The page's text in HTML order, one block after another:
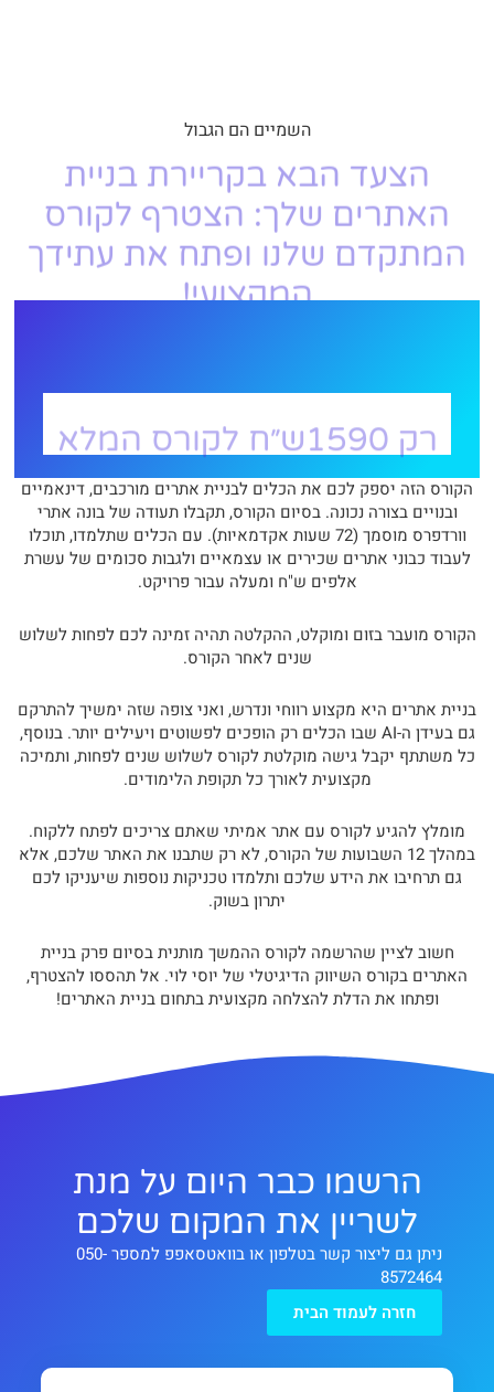
השמיים הם הגבול
הצעד הבא בקריירת בניית
האתרים שלך: הצטרף לקורס
המתקדם שלנו ופתח את עתידך
המקצועי!
רק 1590ש״ח לקורס המלא
הקורס הזה יספק לכם את הכלים לבניית אתרים מורכבים, דינאמיים
ובנויים בצורה נכונה. בסיום הקורס, תקבלו תעודה של בונה אתרי
וורדפרס מוסמך (72 שעות אקדמאיות). עם הכלים שתלמדו, תוכלו
לעבוד כבוני אתרים שכירים או עצמאיים ולגבות סכומים של עשרת
אלפים ש"ח ומעלה עבור פרויקט.
הקורס מועבר בזום ומוקלט, ההקלטה תהיה זמינה לכם לפחות לשלוש
שנים לאחר הקורס.
בניית אתרים היא מקצוע רווחי ונדרש, ואני צופה שזה ימשיך להתרקם
גם בעידן ה-AI שבו הכלים רק הופכים לפשוטים ויעילים יותר. בנוסף,
כל משתתף יקבל גישה מוקלטת לקורס לשלוש שנים לפחות, ותמיכה
מקצועית לאורך כל תקופת הלימודים.
מומלץ להגיע לקורס עם אתר אמיתי שאתם צריכים לפתח ללקוח.
במהלך 12 השבועות של הקורס, לא רק שתבנו את האתר שלכם, אלא
גם תרחיבו את הידע שלכם ותלמדו טכניקות נוספות שיעניקו לכם
יתרון בשוק.
חשוב לציין שהרשמה לקורס ההמשך מותנית בסיום פרק בניית
האתרים בקורס השיווק הדיגיטלי של יוסי לוי. אל תהססו להצטרף,
ופתחו את הדלת להצלחה מקצועית בתחום בניית האתרים!
הרשמו כבר היום על מנת
לשריין את המקום שלכם
ניתן גם ליצור קשר בטלפון או בוואטסאפפ למספר 050-
8572464
חזרה לעמוד הבית